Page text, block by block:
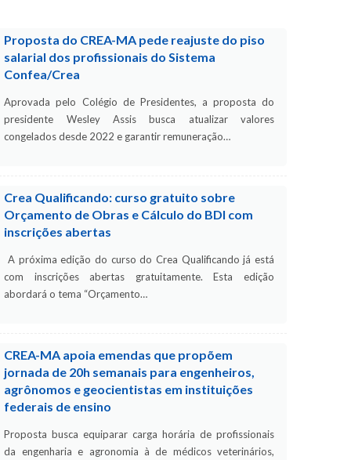
Proposta do CREA-MA pede reajuste do piso
salarial dos profissionais do Sistema
Confea/Crea
Aprovada pelo Colégio de Presidentes, a proposta do
presidente Wesley Assis busca atualizar valores
congelados desde 2022 e garantir remuneração…
Crea Qualificando: curso gratuito sobre
Orçamento de Obras e Cálculo do BDI com
inscrições abertas
A próxima edição do curso do Crea Qualificando já está
com inscrições abertas gratuitamente. Esta edição
abordará o tema “Orçamento…
CREA-MA apoia emendas que propõem
jornada de 20h semanais para engenheiros,
agrônomos e geocientistas em instituições
federais de ensino
Proposta busca equiparar carga horária de profissionais
da engenharia e agronomia à de médicos veterinários,